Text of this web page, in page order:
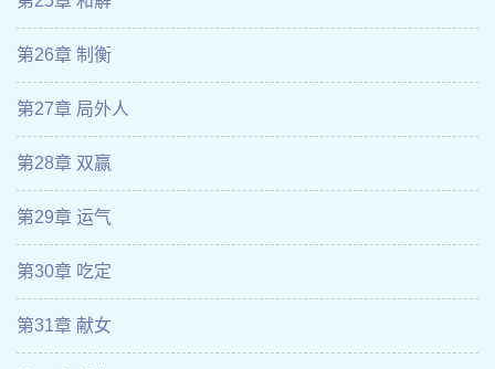
第26章 制衡
第27章 局外人
第28章 双赢
第29章 运气
第30章 吃定
第31章 献女